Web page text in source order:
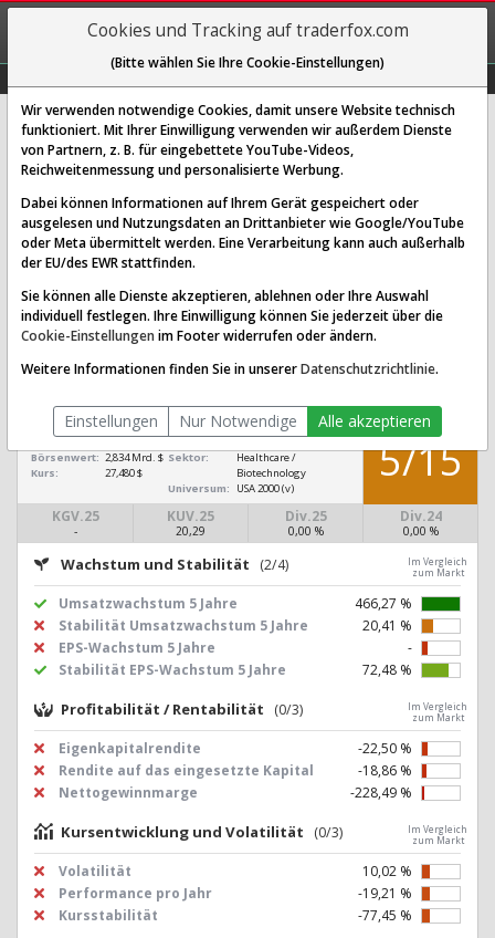
REGIS-
TRIEREN
Beam Therapeutics Aktie:
Realtime-Kurs & Analyse (BEAM)
SCORING SYSTEMS:
Qualitäts-Check Dividenden-Check
Wachstums-Check
Robustheits-Check
Qualitäts-Check:Ist die Aktie zum Investieren
Infos zum Score
Beam Therapeutics[BEAM
US07373V1052]
Börsenwert: 2,834 Mrd. $
Kurs:
27,480 $
Sektor:
Healthcare /
Biotechnology
Universum:
USA 2000 (v)
KGV.25
-
KUV.25
20,29
Div.25
0,00 %
Div.24
0,00 %
5/15
Wachstum und Stabilität (2/4)
Im Vergleich
zum Markt
Umsatzwachstum 5 Jahre
466,27 %
Stabilität Umsatzwachstum 5 Jahre
20,41 %
EPS-Wachstum 5 Jahre
-
Stabilität EPS-Wachstum 5 Jahre
72,48 %
Profitabilität / Rentabilität (0/3)
Im Vergleich
zum Markt
Eigenkapitalrendite
-22,50 %
Rendite auf das eingesetzte Kapital
-18,86 %
Nettogewinnmarge
-228,49 %
Kursentwicklung und Volatilität (0/3)
Im Vergleich
zum Markt
Volatilität
10,02 %
Performance pro Jahr
-19,21 %
Kursstabilität
-77,45 %
Cookies und Tracking auf traderfox.com
(Bitte wählen Sie Ihre Cookie-Einstellungen)
Wir verwenden notwendige Cookies, damit unsere Website technisch
funktioniert. Mit Ihrer Einwilligung verwenden wir außerdem Dienste
von Partnern, z. B. für eingebettete YouTube-Videos,
Reichweitenmessung und personalisierte Werbung.
Dabei können Informationen auf Ihrem Gerät gespeichert oder
ausgelesen und Nutzungsdaten an Drittanbieter wie Google/YouTube
oder Meta übermittelt werden. Eine Verarbeitung kann auch außerhalb
der EU/des EWR stattfinden.
Sie können alle Dienste akzeptieren, ablehnen oder Ihre Auswahl
individuell festlegen. Ihre Einwilligung können Sie jederzeit über die
Cookie-Einstellungen im Footer widerrufen oder ändern.
Weitere Informationen finden Sie in unsererDatenschutzrichtlinie.
Einstellungen Nur Notwendige Alle akzeptieren